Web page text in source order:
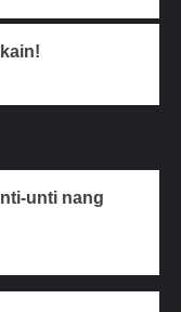
unti nang